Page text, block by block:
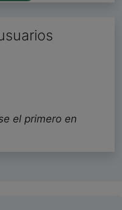
el primero en